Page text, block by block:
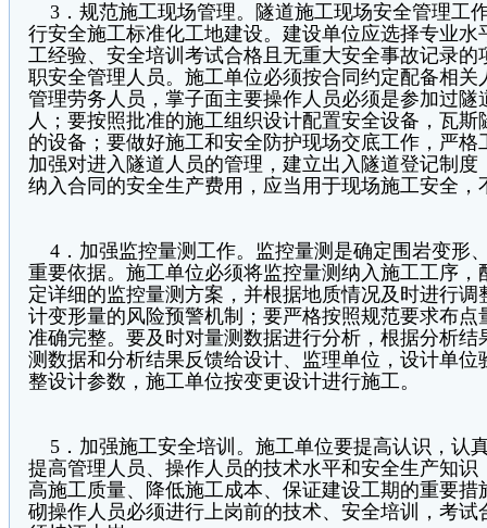
3．规范施工现场管理。隧道施工现场安全管理工
行安全施工标准化工地建设。建设单位应选择专业
工经验、安全培训考试合格且无重大安全事故记录
职安全管理人员。施工单位必须按合同约定配备相关
管理劳务人员，掌子面主要操作人员必须是参加过
人；要按照批准的施工组织设计配置安全设备，瓦
的设备；要做好施工和安全防护现场交底工作，严
加强对进入隧道人员的管理，建立出入隧道登记制
纳入合同的安全生产费用，应当用于现场施工安全，
4．加强监控量测工作。监控量测是确定围岩变形
重要依据。施工单位必须将监控量测纳入施工工序
定详细的监控量测方案，并根据地质情况及时进行
计变形量的风险预警机制；要严格按照规范要求布
准确完整。要及时对量测数据进行分析，根据分析
测数据和分析结果反馈给设计、监理单位，设计单
整设计参数，施工单位按变更设计进行施工。
5．加强施工安全培训。施工单位要提高认识，认
提高管理人员、操作人员的技术水平和安全生产知
高施工质量、降低施工成本、保证建设工期的重要
砌操作人员必须进行上岗前的技术、安全培训，考